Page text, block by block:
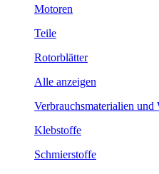
Motoren
Teile
Rotorblätter
Alle anzeigen
Verbrauchsmaterialien
Klebstoffe
Schmierstoffe